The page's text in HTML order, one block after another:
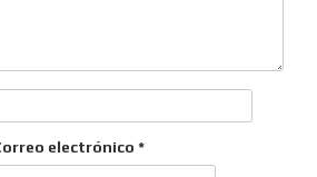
electrónico *